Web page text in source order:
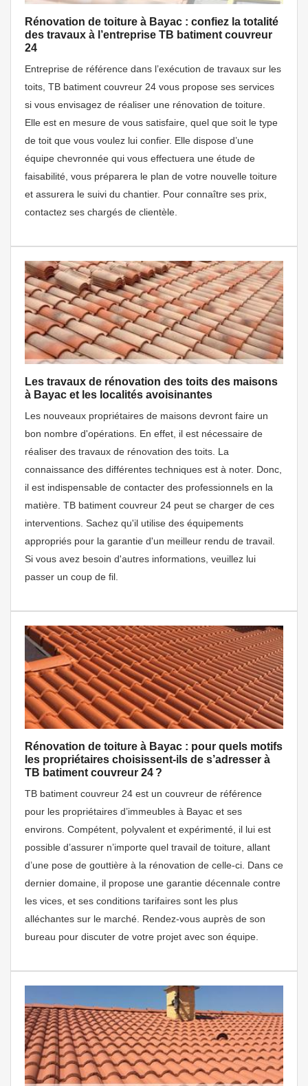
Rénovation de toiture à Bayac : confiez la totalité
des travaux à l’entreprise TB batiment couvreur
24
Entreprise de référence dans l’exécution de travaux sur les
toits, TB batiment couvreur 24 vous propose ses services
si vous envisagez de réaliser une rénovation de toiture.
Elle est en mesure de vous satisfaire, quel que soit le type
de toit que vous voulez lui confier. Elle dispose d’une
équipe chevronnée qui vous effectuera une étude de
faisabilité, vous préparera le plan de votre nouvelle toiture
et assurera le suivi du chantier. Pour connaître ses prix,
contactez ses chargés de clientèle.
Les travaux de rénovation des toits des maisons
à Bayac et les localités avoisinantes
Les nouveaux propriétaires de maisons devront faire un
bon nombre d'opérations. En effet, il est nécessaire de
réaliser des travaux de rénovation des toits. La
connaissance des différentes techniques est à noter. Donc,
il est indispensable de contacter des professionnels en la
matière. TB batiment couvreur 24 peut se charger de ces
interventions. Sachez qu'il utilise des équipements
appropriés pour la garantie d'un meilleur rendu de travail.
Si vous avez besoin d'autres informations, veuillez lui
passer un coup de fil.
Rénovation de toiture à Bayac : pour quels motifs
les propriétaires choisissent-ils de s’adresser à
TB batiment couvreur 24 ?
TB batiment couvreur 24 est un couvreur de référence
pour les propriétaires d’immeubles à Bayac et ses
environs. Compétent, polyvalent et expérimenté, il lui est
possible d’assurer n’importe quel travail de toiture, allant
d’une pose de gouttière à la rénovation de celle-ci. Dans ce
dernier domaine, il propose une garantie décennale contre
les vices, et ses conditions tarifaires sont les plus
alléchantes sur le marché. Rendez-vous auprès de son
bureau pour discuter de votre projet avec son équipe.